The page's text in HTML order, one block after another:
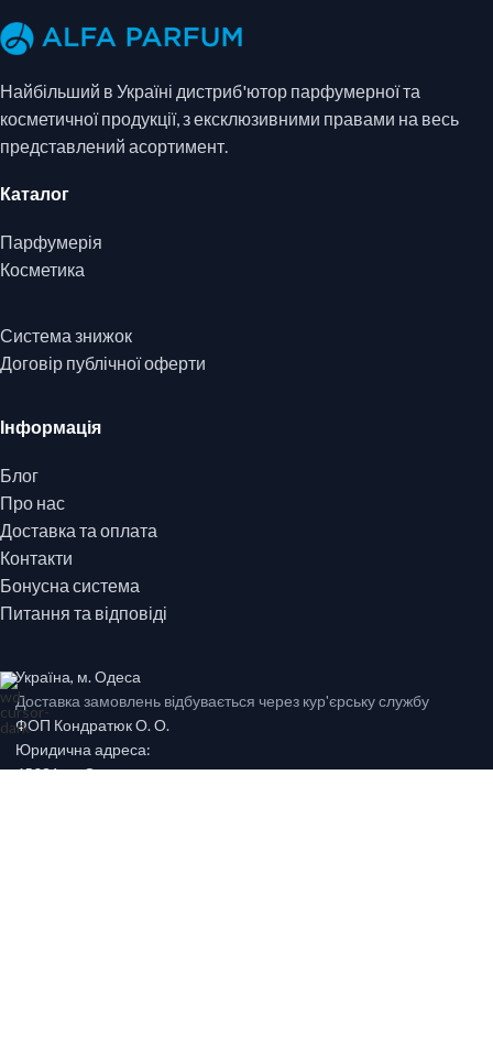
Найбільший в Україні дистриб'ютор парфумерної та
косметичної продукції, з ексклюзивними правами на весь
представлений асортимент.
Каталог
Парфумерія
Косметика
Система знижок
Договір публічної оферти
Інформація
Блог
Про нас
Доставка та оплата
Контакти
Бонусна система
Питання та відповіді
Україна, м. Одеса
Доставка замовлень відбувається через кур'єрську службу
ФОП Кондратюк О. О.
Юридична адреса:
65031, м. Одеса,